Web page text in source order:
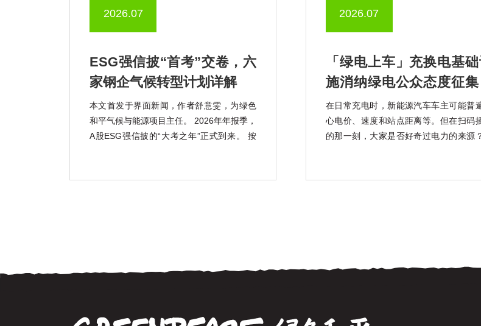
2026.07
ESG强信披“首考”交卷，六
家钢企气候转型计划详解
本文首发于界面新闻，作者舒意雯，为绿色
和平气候与能源项目主任。 2026年年报季，
A股ESG强信披的“大考之年”正式到来。 按
份(600010.SH)、鞍钢股份(000898.SZ)、马
2026.07
「绿电上车」充换电基
施消纳绿电公众态度征集
知乎上线中
在日常充电时，新能源汽车车主可能普
心电价、速度和站点距离等。但在扫码
的那一刻，大家是否好奇过电力的来源